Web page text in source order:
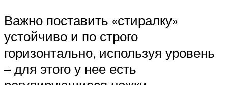
Важно поставить «стиралку»
устойчиво и по строго
горизонтально, используя уровень
– для этого у нее есть